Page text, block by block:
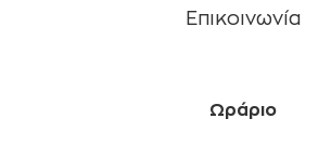
Eπικοινωνία
Ωράριο